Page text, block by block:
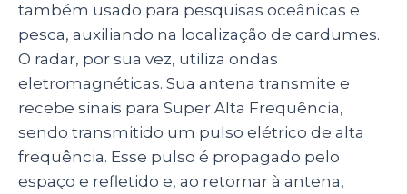
também usado para pesquisas oceânicas e
pesca, auxiliando na localização de cardumes.
O radar, por sua vez, utiliza ondas
eletromagnéticas. Sua antena transmite e
recebe sinais para Super Alta Frequência,
sendo transmitido um pulso elétrico de alta
frequência. Esse pulso é propagado pelo
espaço e refletido e, ao retornar à antena,